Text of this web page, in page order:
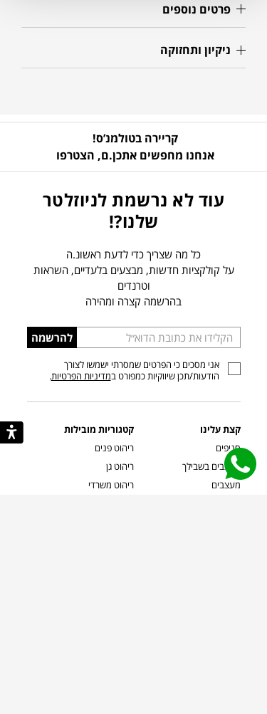
פרטים נוספים
ניקיון ותחזוקה
קריירה בטולמנ’ס!
אנחנו מחפשים אתכן.ם, הצטרפו
עוד לא נרשמת לניוזלטר
שלנו?!
כל מה שצריך כדי לדעת ראשונ.ה
על קולקציות חדשות, מבצעים בלעדיים, השראות
וטרנדים
בהרשמה קצרה ומהירה
הכניסו
כתובת
דוא”ל
להרשמה
אני מסכים כי הפרטים שמסרתי ישמשו לצורך
הודעות/תכן שיווקיות כמפורט במדיניות הפרטיות.
קצת עלינו
סניפים
מעצבים בשבילך
מעצבים
קטגוריות מובילות
ריהוט פנים
ריהוט גן
ריהוט משרדי